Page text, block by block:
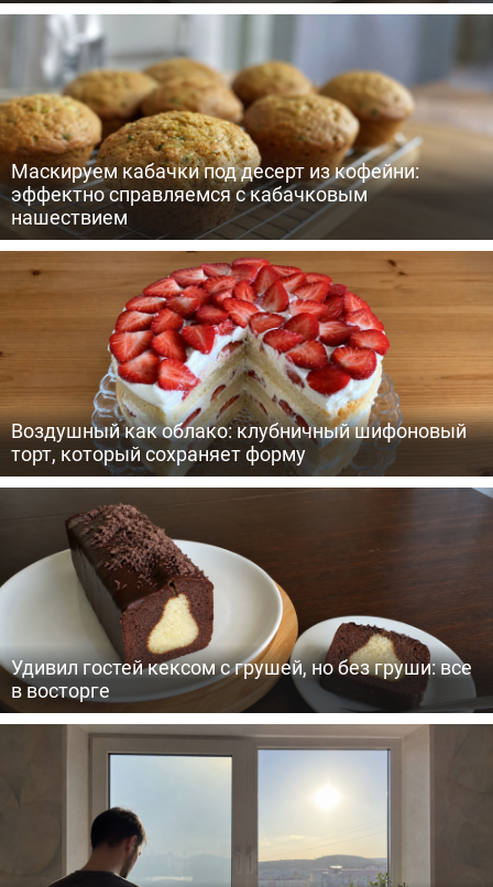
Маскируем кабачки под десерт из кофейни:
эффектно справляемся с кабачковым
нашествием
Воздушный как облако: клубничный шифоновый
торт, который сохраняет форму
Удивил гостей кексом с грушей, но без груши: все
в восторге